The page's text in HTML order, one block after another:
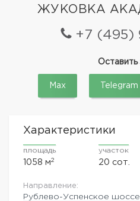
ЖУКОВКА
+7 (495)
Оставить
Max Telegram
Характеристики
площадь
1058 м2
участок
20 сот.
Направление:
Рублево-Успенское шоссе